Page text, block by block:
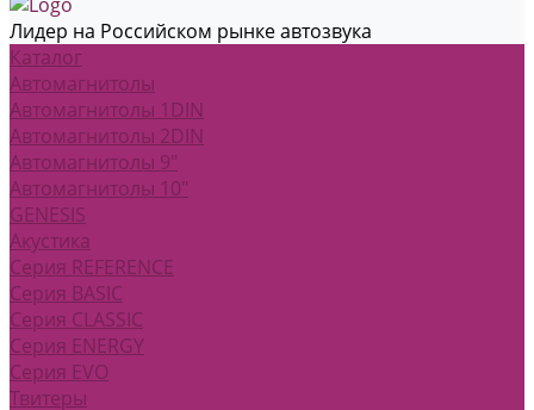
Лидер на Российском рынке автозвука
Каталог
Автомагнитолы
Автомагнитолы 1DIN
Автомагнитолы 2DIN
Автомагнитолы 9"
Автомагнитолы 10"
GENESIS
Акустика
Серия REFERENCE
Серия BASIC
Серия CLASSIC
Серия ENERGY
Серия EVO
Твитеры